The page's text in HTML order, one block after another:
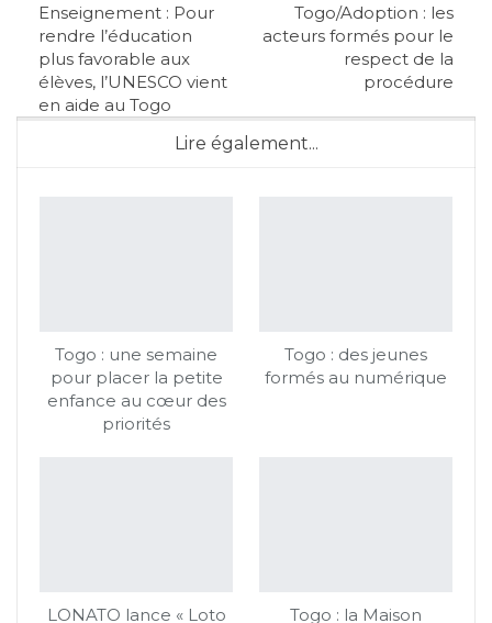
Enseignement : Pour
rendre l’éducation
plus favorable aux
élèves, l’UNESCO vient
en aide au Togo
Togo/Adoption : les
acteurs formés pour le
respect de la
procédure
Lire également...
Togo : une semaine
pour placer la petite
enfance au cœur des
priorités
Togo : des jeunes
formés au numérique
LONATO lance « Loto Togo : la Maison